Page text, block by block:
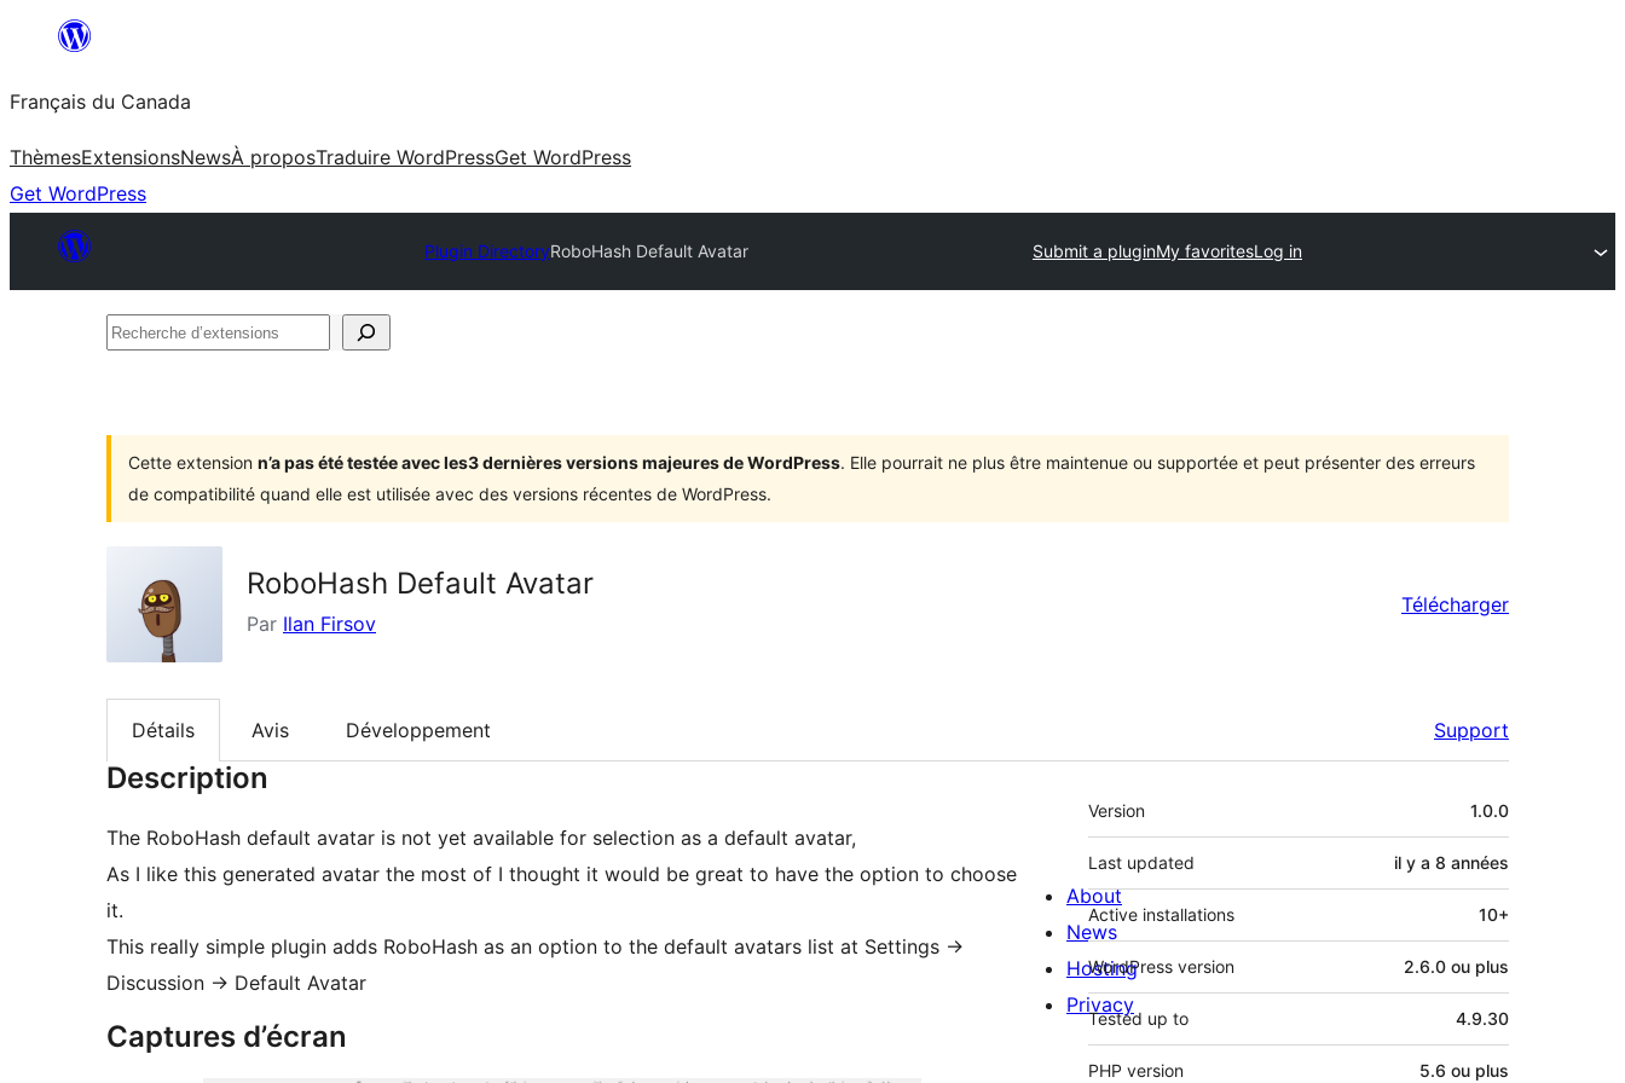
contenu
Français du Canada
ThèmesExtensionsNewsÀ proposTraduire WordPressGet WordPress
Get WordPress
Plugin DirectoryRoboHash Default Avatar Submit a pluginMy favoritesLog in
Recherche
Cette extension n’a pas été testée avec les3 dernières versions majeures de WordPress. Elle pourrait ne plus être maintenue ou supportée et peut présenter des erreurs
de compatibilité quand elle est utilisée avec des versions récentes de WordPress.
RoboHash Default Avatar
Par Ilan Firsov
Télécharger
Détails Avis Développement Support
Description
The RoboHash default avatar is not yet available for selection as a default avatar,
As I like this generated avatar the most of I thought it would be great to have the option to choose
it.
This really simple plugin adds RoboHash as an option to the default avatars list at Settings ->
Discussion -> Default Avatar
Captures d’écran
Méta
Version 1.0.0
Last updated il y a 8 années
Active installations 10+
WordPress version 2.6.0 ou plus
Tested up to 4.9.30
PHP version 5.6 ou plus
About
News
Hosting
Privacy